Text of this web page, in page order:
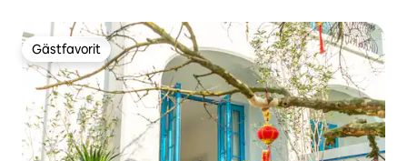
Gästfavorit
Gästfavorit